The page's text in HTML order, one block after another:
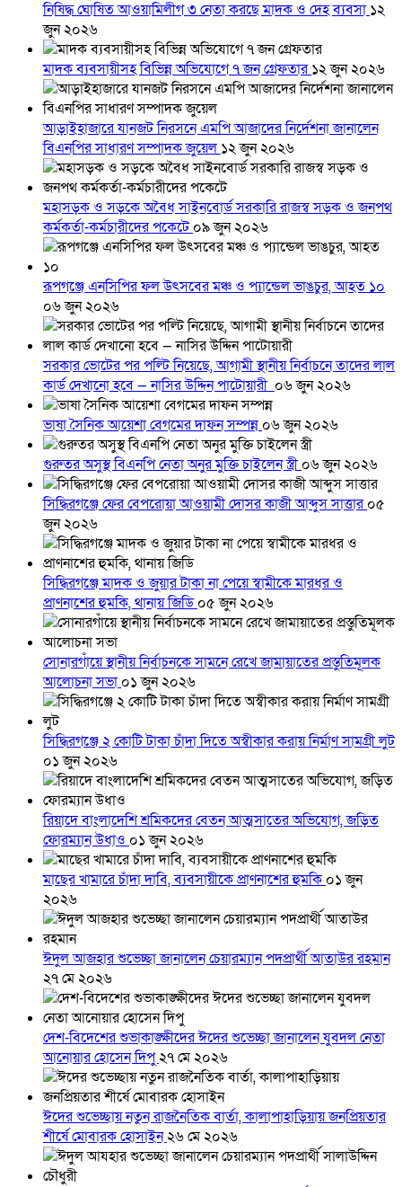
নিষিদ্ধ ঘোষিত আওয়ামিলীগ ৩ নেতা করছে মাদক ও দেহ ব্যবসা ১২
জুন ২০২৬
মাদক ব্যবসায়ীসহ বিভিন্ন অভিযোগে ৭ জন গ্রেফতার১২ জুন ২০২৬
আড়াইহাজারে যানজট নিরসনে এমপি আজাদের নির্দেশনা জানালেন
বিএনপির সাধারণ সম্পাদক জুয়েল ১২ জুন ২০২৬
মহাসড়ক ও সড়কে অবৈধ সাইনবোর্ড সরকারি রাজস্ব সড়ক ও জনপথ
কর্মকর্তা-কর্মচারীদের পকেটে০৯ জুন ২০২৬
রূপগঞ্জে এনসিপির ফল উৎসবের মঞ্চ ও প্যান্ডেল ভাঙচুর, আহত ১০
০৬ জুন ২০২৬
সরকার ভোটের পর পল্টি নিয়েছে, আগামী স্থানীয় নির্বাচনে তাদের লাল
কার্ড দেখানো হবে — নাসির উদ্দিন পাটোয়ারী ০৬ জুন ২০২৬
ভাষা সৈনিক আয়েশা বেগমের দাফন সম্পন্ন ০৬ জুন ২০২৬
গুরুতর অসুস্থ বিএনপি নেতা অনুর মুক্তি চাইলেন স্ত্রী০৬ জুন ২০২৬
সিদ্ধিরগঞ্জে ফের বেপরোয়া আওয়ামী দোসর কাজী আব্দুস সাত্তার০৫
জুন ২০২৬
সিদ্ধিরগঞ্জে মাদক ও জুয়ার টাকা না পেয়ে স্বামীকে মারধর ও
প্রাণনাশের হুমকি, থানায় জিডি০৫ জুন ২০২৬
সোনারগাঁয়ে স্থানীয় নির্বাচনকে সামনে রেখে জামায়াতের প্রস্তুতিমূলক
আলোচনা সভা ০১ জুন ২০২৬
সিদ্ধিরগঞ্জে ২ কোটি টাকা চাঁদা দিতে অস্বীকার করায় নির্মাণ সামগ্রী লুট
০১ জুন ২০২৬
রিয়াদে বাংলাদেশি শ্রমিকদের বেতন আত্মসাতের অভিযোগ, জড়িত
ফোরম্যান উধাও ০১ জুন ২০২৬
মাছের খামারে চাঁদা দাবি, ব্যবসায়ীকে প্রাণনাশের হুমকি ০১ জুন
২০২৬
ঈদুল আজহার শুভেচ্ছা জানালেন চেয়ারম্যান পদপ্রার্থী আতাউর রহমান
২৭ মে ২০২৬
দেশ-বিদেশের শুভাকাঙ্ক্ষীদের ঈদের শুভেচ্ছা জানালেন যুবদল নেতা
আনোয়ার হোসেন দিপু২৭ মে ২০২৬
ঈদের শুভেচ্ছায় নতুন রাজনৈতিক বার্তা, কালাপাহাড়িয়ায় জনপ্রিয়তার
শীর্ষে মোবারক হোসাইন২৬ মে ২০২৬